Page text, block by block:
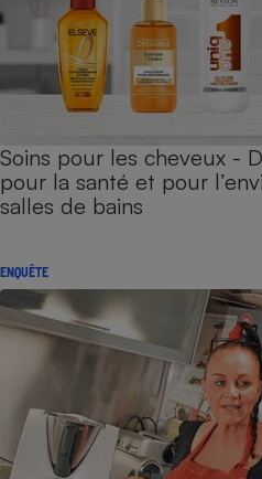
Soins pour les cheveux -
pour la santé et pour
salles de bains
ENQUÊTE